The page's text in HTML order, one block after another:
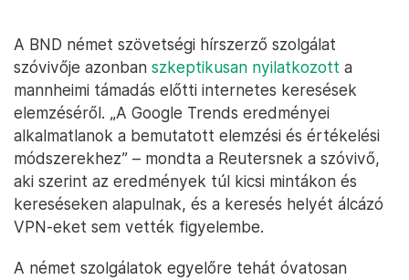
A BND német szövetségi hírszerző szolgálat
szóvivője azonban szkeptikusan nyilatkozott a
mannheimi támadás előtti internetes keresések
elemzéséről. „A Google Trends eredményei
alkalmatlanok a bemutatott elemzési és értékelési
módszerekhez” – mondta a Reutersnek a szóvivő,
aki szerint az eredmények túl kicsi mintákon és
kereséseken alapulnak, és a keresés helyét álcázó
VPN-eket sem vették figyelembe.
A német szolgálatok egyelőre tehát óvatosan